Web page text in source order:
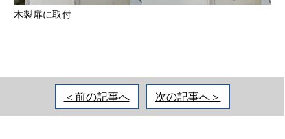
木製扉に取付
＜前の記事へ 次の記事へ＞